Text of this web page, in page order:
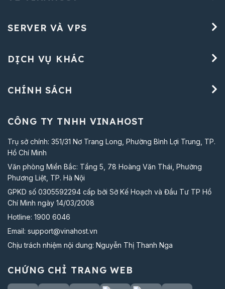
SERVER VÀ VPS
DỊCH VỤ KHÁC
CHÍNH SÁCH
CÔNG TY TNHH VINAHOST
Trụ sở chính: 351/31 Nơ Trang Long, Phường Bình Lợi Trung, TP.
Hồ Chí Minh
Văn phòng Miền Bắc: Tầng 5, 78 Hoàng Văn Thái, Phường
Phương Liệt, TP. Hà Nội
GPKD số 0305592294 cấp bởi Sở Kế Hoạch và Đầu Tư TP Hồ
Chí Minh ngày 14/03/2008
Hotline: 1900 6046
Email: support@vinahost.vn
Chịu trách nhiệm nội dung: Nguyễn Thị Thanh Nga
CHỨNG CHỈ TRANG WEB